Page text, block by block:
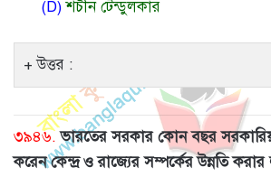
(D)শচীন টেন্ডুলকার
উত্তর :
৩৯৪৬. ভারতের সরকার কোন বছর
করেন কেন্দ্র ও রাজ্যের সম্পর্কের উন্নতি করার